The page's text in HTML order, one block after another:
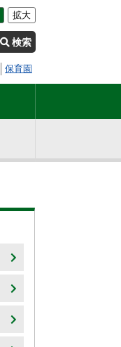
拡大
検索
保育園